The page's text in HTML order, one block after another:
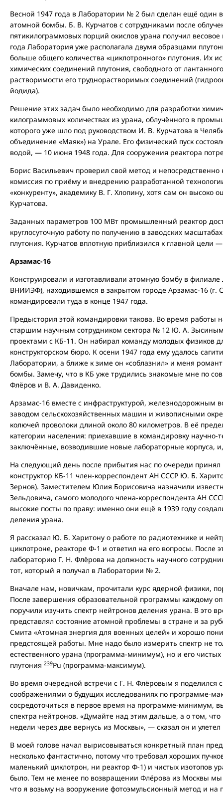
Весной 1947 года в Лаборатории № 2 был сделан ещё один
атомной бомбы. Б. В. Курчатов с сотрудниками после
пятикилограммовых порций окислов урана получил весовое
года Лаборатория уже располагала двумя образцами
больше общего количества «циклотронного» плутония. Их
химических соединений плутония, свободного от
растворимости его труднорастворимых соединений
йодида).
Решение этих задач было необходимо для разработки
килограммовых количествах из урана, облучённого в
которого уже шло под руководством И. В. Курчатова в
объединение «Маяк») на Урале. Его физический пуск
водой, — 10 июня 1948 года. Для сооружения реактора
Борис Васильевич проверил свой метод и
комиссия по приёму и внедрению разработанной
«конкуренту», академику В. Г. Хлопину, хотя сам он высоко
Курчатова.
Заданных параметров 100 МВт промышленный реактор
круглосуточную работу по получению в заводских
плутония. Курчатов вплотную приблизился к главной
Арзамас-16
Конструировали и изготавливали атомную бомбу в
ВНИИЭФ), находившемся в закрытом городе Арзамас-16 (г.
командировали туда в конце 1947 года.
Предыстория этой командировки такова. Во время работы
старшим научным сотрудником сектора № 12 Ю. А.
проектами с КБ-11. Он набирал команду молодых физиков
конструкторском бюро. К осени 1947 года ему удалось
Лаборатории, а ближе к зиме он «соблазнил» и меня
бомбы. Замечу, что в КБ уже трудились знакомые мне по
Флёров и В. А. Давиденко.
Арзамас-16 вместе с инфраструктурой, железнодорожным
заводом сельскохозяйственных машин и живописными
колючей проволоки длиной около 80 километров. В её
категории населения: приехавшие в командировку научно-
заключённые, возводившие новые лабораторные корпуса,
На следующий день после прибытия нас по очереди
конструктор КБ-11 член-корреспондент АН СССР Ю. Б.
Зернов). Заместителем Юлия Борисовича назначили
Зельдовича, самого молодого члена-корреспондента АН
высокие посты по праву: именно они ещё в 1939 году
деления урана.
Я рассказал Ю. Б. Харитону о работе по радиотехнике и
циклотроне, реакторе Ф-1 и ответил на его вопросы. После
лабораторию Г. Н. Флёрова на должность научного
тот, который я получал в Лаборатории № 2.
Вначале нам, новичкам, прочитали курс ядерной физики,
После завершения образовательной программы каждому
поручили изучить спектр нейтронов деления урана. В это
представлял состояние атомной проблемы в стране и за
Смита «Атомная энергия для военных целей» и хорошо
предстоящей работы. Мне надо было измерить спектр не
естественного урана (программа-минимум), но и его
плутония 239Рu (программа-максимум).
Во время очередной встречи с Г. Н. Флёровым я поделился
соображениями о будущих исследованиях по программе-
сосредоточиться в первое время на программе-минимум,
спектра нейтронов. «Думайте над этим дальше, а о том,
недели через две вернусь из Москвы», — сказал он и улетел
В моей голове начал вырисовываться конкретный план
несколько фантастично, потому что требовал хороших
маленький циклотрон, ни реактор Ф-1) и чистых изотопов
было. Тем не менее по возвращении Флёрова из Москвы
что я возьму на вооружение фотоэмульсионный метод и на